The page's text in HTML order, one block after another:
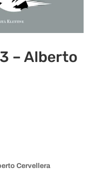
– Alberto
Cervellera